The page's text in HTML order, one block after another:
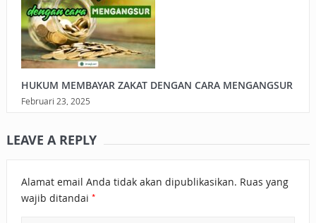
HUKUM MEMBAYAR ZAKAT DENGAN CARA MENGANGSUR
Februari 23, 2025
LEAVE A REPLY
Alamat email Anda tidak akan dipublikasikan. Ruas yang
wajib ditandai *